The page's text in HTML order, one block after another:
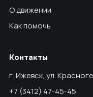
О движении
Как помочь
Контакты
г. Ижевск, ул.
+7 (3412) 47-45-45